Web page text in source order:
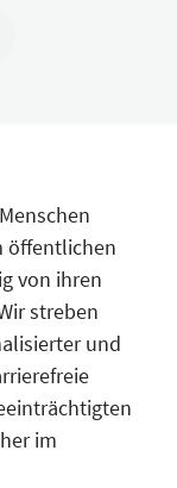
öffentlichen
von ihren
streben
und
im